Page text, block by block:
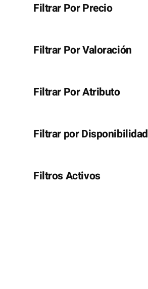
Filtrar Por Precio
Filtrar Por Valoración
Filtrar Por Atributo
Filtrar por Disponibilidad
Filtros Activos